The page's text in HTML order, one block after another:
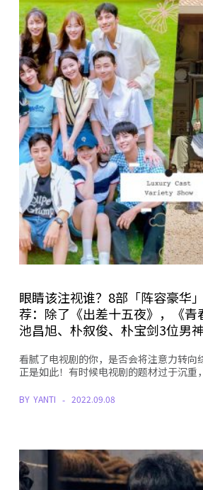
眼睛该注视谁？8部「阵容豪华
荐：除了《出差十五夜》，《青
池昌旭、朴叙俊、朴宝剑3位男神
看腻了电视剧的你，是否会将注意力转向
正是如此！有时候电视剧的题材过于沉
BY YANTI 2022.09.08